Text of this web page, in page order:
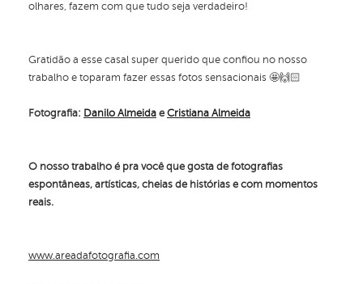
olhares, fazem com que tudo seja verdadeiro!
Gratidão a esse casal super querido que confiou no nosso
trabalho e toparam fazer essas fotos sensacionais 🤩🙌🏻
Fotografia: Danilo Almeida e Cristiana Almeida
O nosso trabalho é pra você que gosta de fotografias
espontâneas, artísticas, cheias de histórias e com momentos
reais.
www.areadafotografia.com